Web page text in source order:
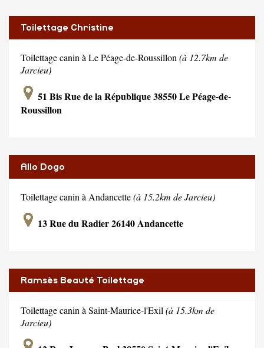
Toilettage Christine
Toilettage canin à Le Péage-de-Roussillon (à 12.7km de
Jarcieu)
51 Bis Rue de la République 38550 Le Péage-de-
Roussillon
Allo Dogo
Toilettage canin à Andancette(à 15.2km de Jarcieu)
13 Rue du Radier 26140 Andancette
Ramsès Beauté Toilettage
Toilettage canin à Saint-Maurice-l'Exil (à 15.3km de
Jarcieu)